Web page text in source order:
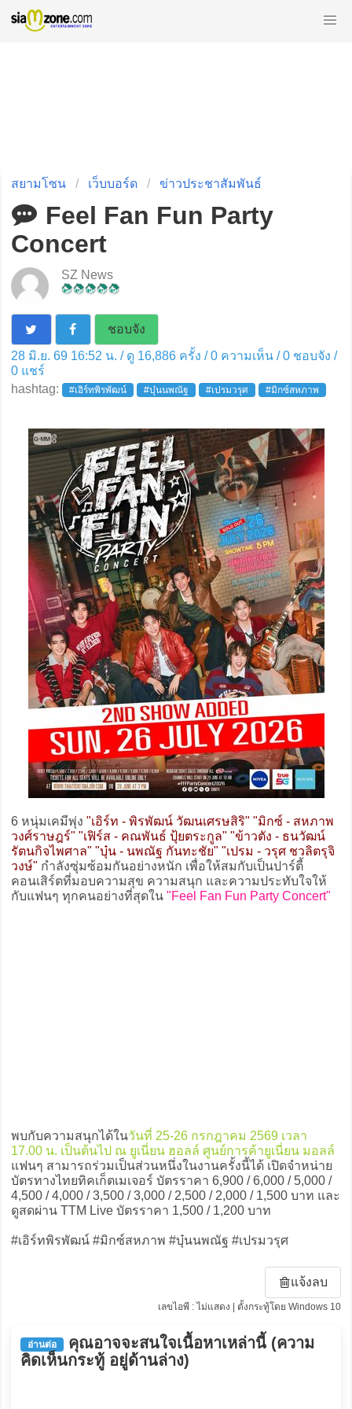
สยามโซน เว็บบอร์ด ข่าวประชาสัมพันธ์
Feel Fan Fun Party
Concert
SZ News
ชอบจัง
28 มิ.ย. 69 16:52 น. / ดู 16,886 ครั้ง / 0 ความเห็น /0ชอบจัง /
0แชร์
hashtag:
#เอิร์ทพิรพัฒน์ #บุ๋นนพณัฐ #เปรมวรุศ #มิกซ์สหภาพ
6 หนุ่มเคมีพุ่ง "เอิร์ท - พิรพัฒน์ วัฒนเศรษสิริ" "มิกซ์ - สหภาพ
วงศ์ราษฎร์" "เฟิร์ส - คณพันธ์ ปุ้ยตระกูล" "ข้าวตัง - ธนวัฒน์
รัตนกิจไพศาล" "บุ๋น - นพณัฐ กันทะชัย" "เปรม - วรุศ ชวลิตรุจิ
วงษ์" กำลังซุ่มซ้อมกันอย่างหนัก เพื่อให้สมกับเป็นปาร์ตี้
คอนเสิร์ตที่มอบความสุข ความสนุก และความประทับใจให้
กับแฟนๆ ทุกคนอย่างที่สุดใน "Feel Fan Fun Party Concert"
พบกับความสนุกได้ในวันที่ 25-26 กรกฎาคม 2569 เวลา
17.00 น. เป็นต้นไป ณ ยูเนี่ยน ฮอลล์ ศูนย์การค้ายูเนี่ยน มอลล์
แฟนๆ สามารถร่วมเป็นส่วนหนึ่งในงานครั้งนี้ได้ เปิดจำหน่าย
บัตรทางไทยทิคเก็ตเมเจอร์ บัตรราคา 6,900 / 6,000 / 5,000 /
4,500 / 4,000 / 3,500 / 3,000 / 2,500 / 2,000 / 1,500 บาท และ
ดูสดผ่าน TTM Live บัตรราคา 1,500 / 1,200 บาท
#เอิร์ทพิรพัฒน์ #มิกซ์สหภาพ #บุ๋นนพณัฐ #เปรมวรุศ
แจ้งลบ
เลขไอพี : ไม่แสดง | ตั้งกระทู้โดย Windows 10
อ่านต่อ
คุณอาจจะสนใจเนื้อหาเหล่านี้ (ความ
คิดเห็นกระทู้ อยู่ด้านล่าง)